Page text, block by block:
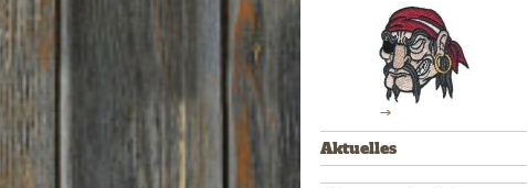
Aktuelles